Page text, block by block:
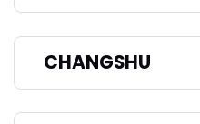
CHANGSHU